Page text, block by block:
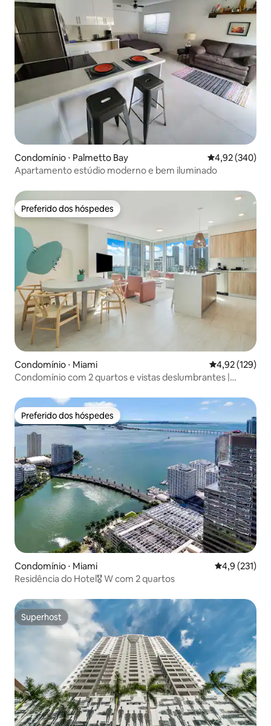
Condomínio ⋅ Palmetto Bay 4,92 de uma
4,92 (340)
Apartamento estúdio moderno e bem iluminado
Preferido dos hóspedes
Preferido dos hóspedes
Condomínio ⋅ Miami 4,92 de uma
4,92 (129)
Condomínio com 2 quartos e vistas deslumbrantes |
Preferido dos hóspedes
Preferido dos hóspedes
Condomínio ⋅ Miami 4,9 de uma
4,9 (231)
Residência do Hotel🎖 W com 2 quartos
Superhost
Superhost